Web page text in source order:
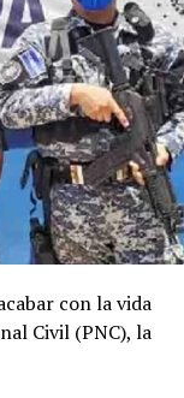
con la vida
Civil (PNC), la